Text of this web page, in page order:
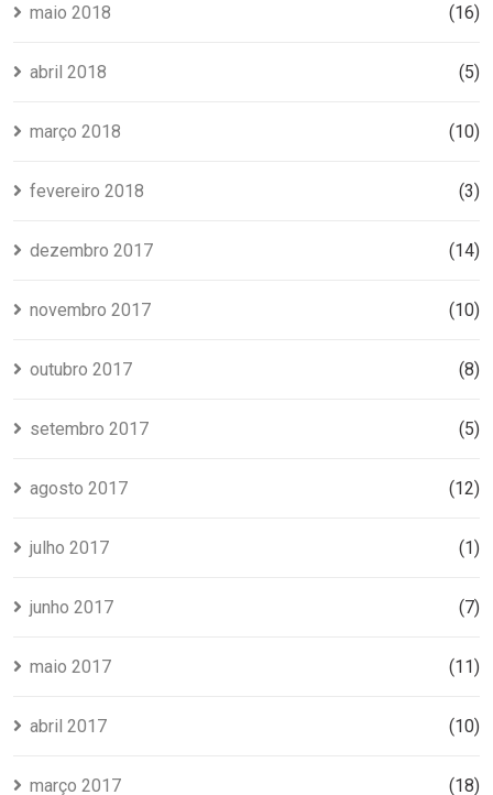
maio 2018 (16)
abril 2018 (5)
março 2018 (10)
fevereiro 2018 (3)
dezembro 2017 (14)
novembro 2017 (10)
outubro 2017 (8)
setembro 2017 (5)
agosto 2017 (12)
julho 2017 (1)
junho 2017 (7)
maio 2017 (11)
abril 2017 (10)
março 2017 (18)